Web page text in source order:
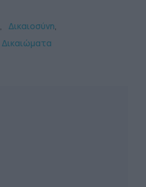
Δικαιοσύνη
Δικαιώματα